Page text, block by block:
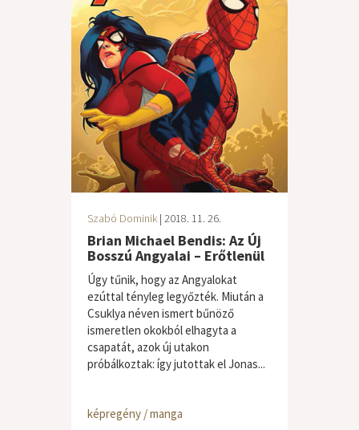
Szabó Dominik | 2018. 11. 26.
Brian Michael Bendis: Az Új
Bosszú Angyalai – Erőtlenül
Úgy tűnik, hogy az Angyalokat
ezúttal tényleg legyőzték. Miután a
Csuklya néven ismert bűnöző
ismeretlen okokból elhagyta a
csapatát, azok új utakon
próbálkoztak: így jutottak el Jonas...
képregény / manga